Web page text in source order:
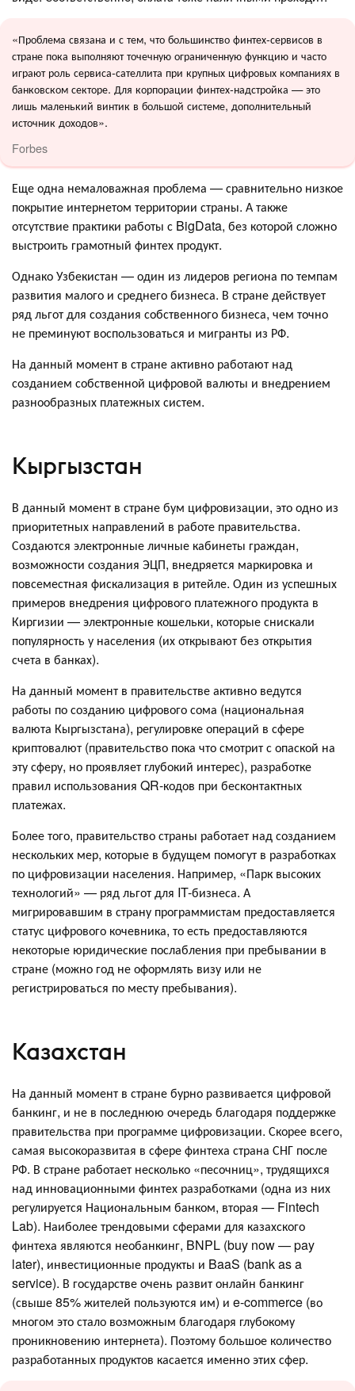
«Проблема связана и с тем, что большинство финтех-сервисов в
стране пока выполняют точечную ограниченную функцию и часто
играют роль сервиса-сателлита при крупных цифровых компаниях в
банковском секторе. Для корпорации финтех-надстройка — это
лишь маленький винтик в большой системе, дополнительный
источник доходов».
Forbes
Еще одна немаловажная проблема — сравнительно низкое
покрытие интернетом территории страны. А также
отсутствие практики работы с BigData, без которой сложно
выстроить грамотный финтех продукт.
Однако Узбекистан — один из лидеров региона по темпам
развития малого и среднего бизнеса. В стране действует
ряд льгот для создания собственного бизнеса, чем точно
не преминуют воспользоваться и мигранты из РФ.
На данный момент в стране активно работают над
созданием собственной цифровой валюты и внедрением
разнообразных платежных систем.
Кыргызстан
В данный момент в стране бум цифровизации, это одно из
приоритетных направлений в работе правительства.
Создаются электронные личные кабинеты граждан,
возможности создания ЭЦП, внедряется маркировка и
повсеместная фискализация в ритейле. Один из успешных
примеров внедрения цифрового платежного продукта в
Киргизии — электронные кошельки, которые снискали
популярность у населения (их открывают без открытия
счета в банках).
На данный момент в правительстве активно ведутся
работы по созданию цифрового сома (национальная
валюта Кыргызстана), регулировке операций в сфере
криптовалют (правительство пока что смотрит с опаской на
эту сферу, но проявляет глубокий интерес), разработке
правил использования QR-кодов при бесконтактных
платежах.
Более того, правительство страны работает над созданием
нескольких мер, которые в будущем помогут в разработках
по цифровизации населения. Например, «Парк высоких
технологий» — ряд льгот для IT-бизнеса. А
мигрировавшим в страну программистам предоставляется
статус цифрового кочевника, то есть предоставляются
некоторые юридические послабления при пребывании в
стране (можно год не оформлять визу или не
регистрироваться по месту пребывания).
Казахстан
На данный момент в стране бурно развивается цифровой
банкинг, и не в последнюю очередь благодаря поддержке
правительства при программе цифровизации. Скорее всего,
самая высокоразвитая в сфере финтеха страна СНГ после
РФ. В стране работает несколько «песочниц», трудящихся
над инновационными финтех разработками (одна из них
регулируется Национальным банком, вторая — Fintech
Lab). Наиболее трендовыми сферами для казахского
финтеха являются необанкинг, BNPL (buy now — pay
later), инвестиционные продукты и BaaS (bank as a
service). В государстве очень развит онлайн банкинг
(свыше 85% жителей пользуются им) и e-commerce (во
многом это стало возможным благодаря глубокому
проникновению интернета). Поэтому большое количество
разработанных продуктов касается именно этих сфер.